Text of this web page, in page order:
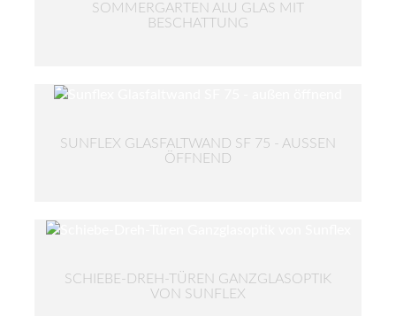
SOMMERGARTEN ALU GLAS MIT
BESCHATTUNG
SUNFLEX GLASFALTWAND SF 75 - AUSSEN Ö
FFNEND
SCHIEBE-DREH-TÜREN GANZGLASOPTIK
VON SUNFLEX